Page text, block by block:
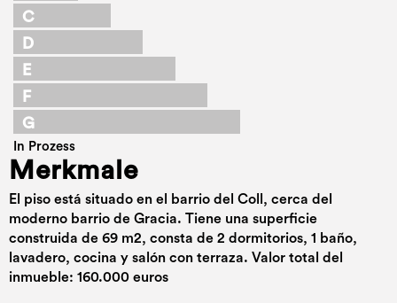
C
D
E
F
G
In Prozess
Merkmale
El piso está situado en el barrio del Coll, cerca del
moderno barrio de Gracia. Tiene una superficie
construida de 69 m2, consta de 2 dormitorios, 1 baño,
lavadero, cocina y salón con terraza. Valor total del
inmueble: 160.000 euros